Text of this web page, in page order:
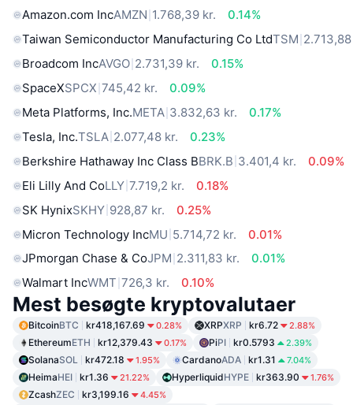
Amazon.com IncAMZN 1.768,39 kr.
0.14%
Taiwan Semiconductor Manufacturing Co LtdTSM
Broadcom IncAVGO 2.731,39 kr.
0.15%
SpaceXSPCX 745,42 kr.
0.09%
Meta Platforms, Inc.META 3.832,63 kr.
0.17%
Tesla, Inc.TSLA 2.077,48 kr.
0.23%
Berkshire Hathaway Inc Class BBRK.B 3.401,4 kr.
0.09%
Eli Lilly And CoLLY 7.719,2 kr.
0.18%
SK HynixSKHY 928,87 kr.
0.25%
Micron Technology IncMU 5.714,72 kr.
0.01%
JPmorgan Chase & CoJPM 2.311,83 kr.
0.01%
Walmart IncWMT 726,3 kr. 0.10%
Mest besøgte kryptovalutaer
BitcoinBTC kr418,167.69 0.28% XRPXRP kr6.72 2.88%
EthereumETH kr12,379.43 0.17% PiPI kr0.5793 2.39%
SolanaSOL kr472.18 1.95% CardanoADA kr1.31 7.04%
HeimaHEI kr1.36 21.22% HyperliquidHYPE kr363.90 1.76%
ZcashZEC kr3,199.16 4.45%